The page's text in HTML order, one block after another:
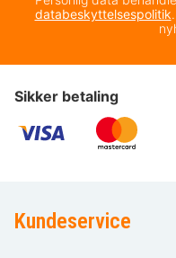
databeskyttelsespolitik
Sikker betaling
Kundeservice